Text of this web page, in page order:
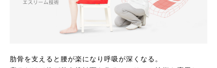
肋骨を支えると腰が楽になり呼吸が深くなる。